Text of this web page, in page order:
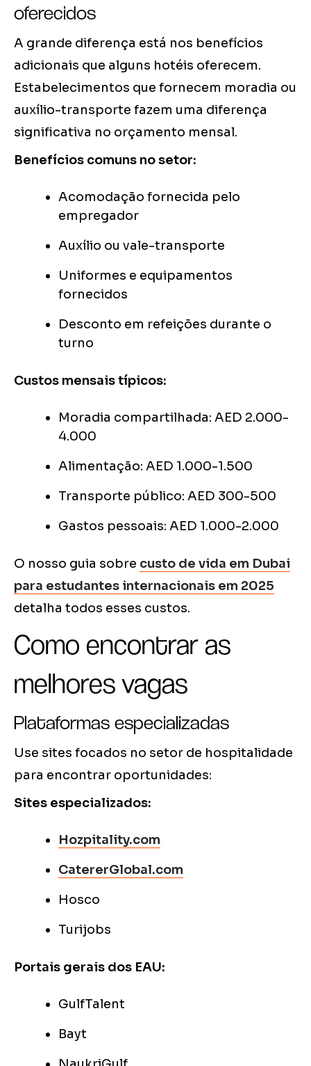
oferecidos
A grande diferença está nos benefícios
adicionais que alguns hotéis oferecem.
Estabelecimentos que fornecem moradia ou
auxílio-transporte fazem uma diferença
significativa no orçamento mensal.
Benefícios comuns no setor:
Acomodação fornecida pelo
empregador
Auxílio ou vale-transporte
Uniformes e equipamentos
fornecidos
Desconto em refeições durante o
turno
Custos mensais típicos:
Moradia compartilhada: AED 2.000-
4.000
Alimentação: AED 1.000-1.500
Transporte público: AED 300-500
Gastos pessoais: AED 1.000-2.000
O nosso guia sobre custo de vida em Dubai
para estudantes internacionais em 2025
detalha todos esses custos.
Como encontrar as
melhores vagas
Plataformas especializadas
Use sites focados no setor de hospitalidade
para encontrar oportunidades:
Sites especializados:
Hozpitality.com
CatererGlobal.com
Hosco
Turijobs
Portais gerais dos EAU:
GulfTalent
Bayt